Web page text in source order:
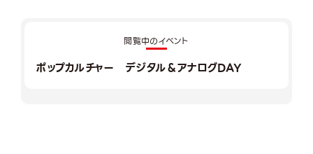
閲覧中のイベント
ポップカルチャー デジタル＆アナログDAY